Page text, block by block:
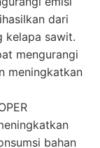
dari
kelapa sawit.
mengurangi
meningkatkan
bahan